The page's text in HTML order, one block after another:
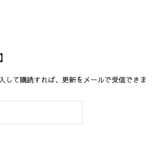
して購読すれば、更新をメールで受信できま